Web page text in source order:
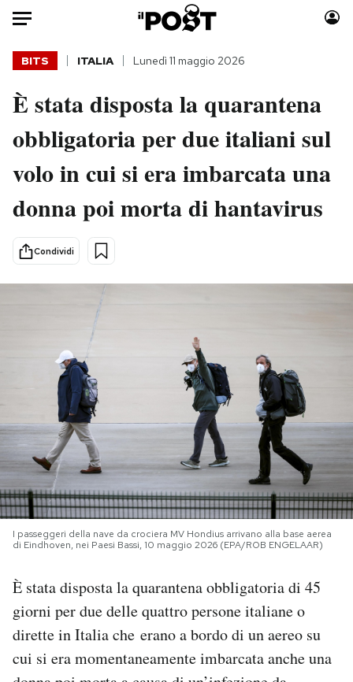
Auto
HOME
Italia
Mondo
Politica
Internet
Scienza
Cultura
Moda
Consumismi
Storie/Idee
PODCAST
NEWSLETTER
I MIEI PREFERITI
SHOP
CALENDARIO
AREA PERSONALE
Area Personale
BITS ITALIA Lunedì 11 maggio 2026
È stata disposta la quarantena
obbligatoria per due italiani sul
volo in cui si era imbarcata una
donna poi morta di hantavirus
Condividi
I passeggeri della nave da crociera MV Hondius arrivano alla base aerea
di Eindhoven, nei Paesi Bassi, 10 maggio 2026 (EPA/ROB ENGELAAR)
È stata disposta la quarantena obbligatoria di 45
giorni per due delle quattro persone italiane o
dirette in Italia che erano a bordo di un aereo su
cui si era momentaneamente imbarcata anche una